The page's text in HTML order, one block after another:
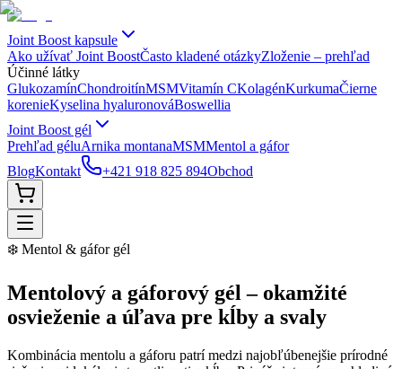
Joint Boost kapsule
Ako užívať Joint BoostČasto kladené otázkyZloženie – prehľad
Účinné látky
GlukozamínChondroitínMSMVitamín CKolagénKurkumaČierne
korenieKyselina hyaluronováBoswellia
Joint Boost gél
Prehľad géluArnika montanaMSMMentol a gáfor
BlogKontakt +421 918 825 894Obchod
❄️ Mentol & gáfor gél
Mentolový a gáforový gél – okamžité
osvieženie a úľava pre kĺby a svaly
Kombinácia mentolu a gáforu patrí medzi najobľúbenejšie prírodné